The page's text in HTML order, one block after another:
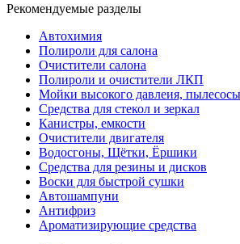
Рекомендуемые разделы
Автохимия
Полироли для салона
Очистители салона
Полироли и очистители ЛКП
Мойки высокого давлеия,
Средства для стекол и зеркал
Канистры, емкости
Очистители двигателя
Водосгоны, Щётки, Ёршики
Средства для резины и дисков
Воски для быстрой сушки
Автошампуни
Антифриз
Ароматизирующие средства